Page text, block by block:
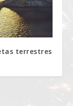
terrestres